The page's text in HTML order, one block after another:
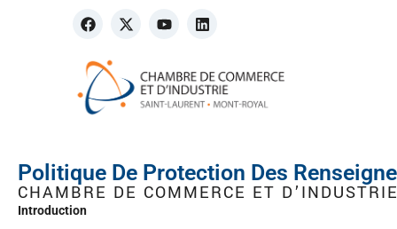
Politique De Protection Des
CHAMBRE DE COMMERCE ET
Introduction